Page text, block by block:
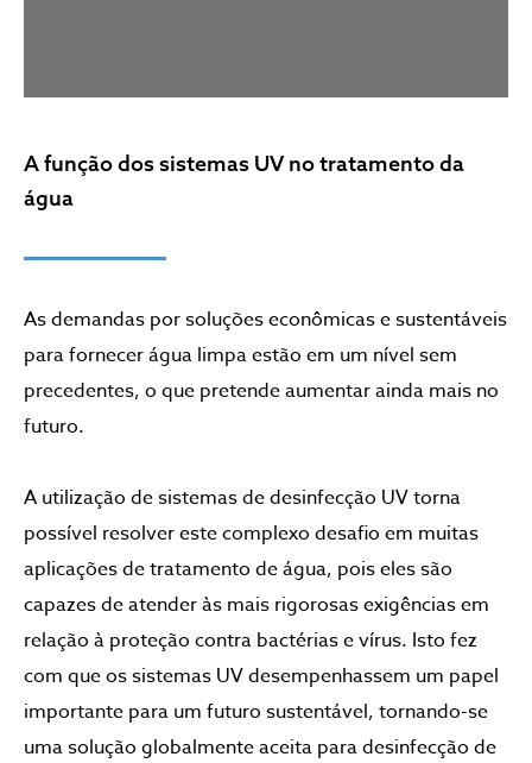
A função dos sistemas UV no tratamento da
água
As demandas por soluções econômicas e sustentáveis
para fornecer água limpa estão em um nível sem
precedentes, o que pretende aumentar ainda mais no
futuro.
A utilização de sistemas de desinfecção UV torna
possível resolver este complexo desafio em muitas
aplicações de tratamento de água, pois eles são
capazes de atender às mais rigorosas exigências em
relação à proteção contra bactérias e vírus. Isto fez
com que os sistemas UV desempenhassem um papel
importante para um futuro sustentável, tornando-se
uma solução globalmente aceita para desinfecção de